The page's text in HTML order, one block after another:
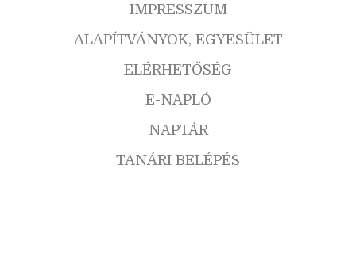
IMPRESSZUM
ALAPÍTVÁNYOK, EGYESÜLET
ELÉRHETŐSÉG
E-NAPLÓ
NAPTÁR
TANÁRI BELÉPÉS